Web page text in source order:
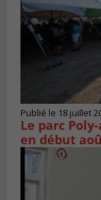
Publié le 18 juillet
Le parc
en début